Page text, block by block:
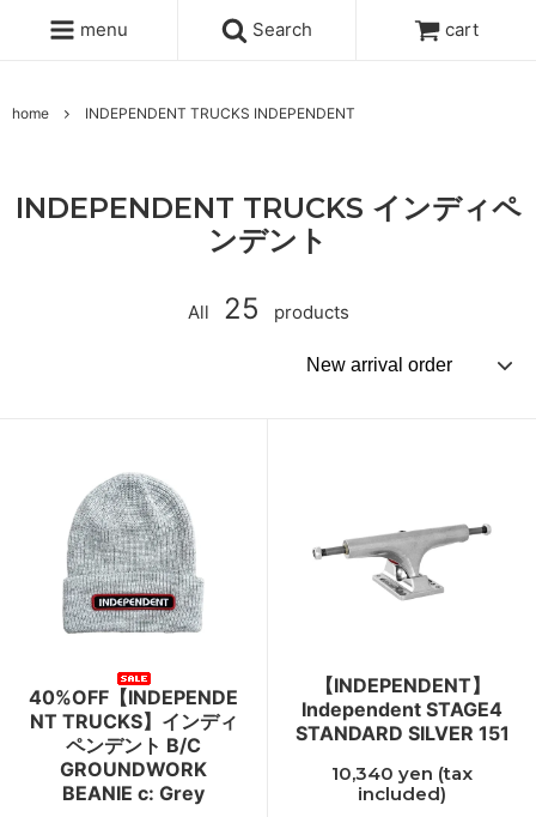
menu Search cart
home INDEPENDENT TRUCKS INDEPENDENT
INDEPENDENT TRUCKS インディペ
ンデント
All 25 products
40%OFF【INDEPENDE
NT TRUCKS】インディ
ペンデント B/C
GROUNDWORK
BEANIE c: Grey
【INDEPENDENT】
Independent STAGE4
STANDARD SILVER 151
10,340 yen (tax
included)